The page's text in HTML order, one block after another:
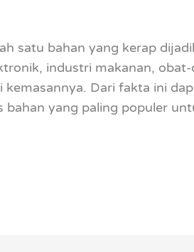
satu bahan yang kerap
industri makanan,
Dari fakta ini
bahan yang paling populer